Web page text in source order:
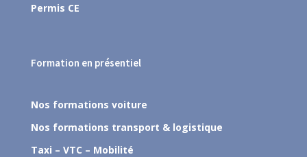
Permis CE
Formation en présentiel
Nos formations voiture
Nos formations transport & logistique
Taxi – VTC – Mobilité